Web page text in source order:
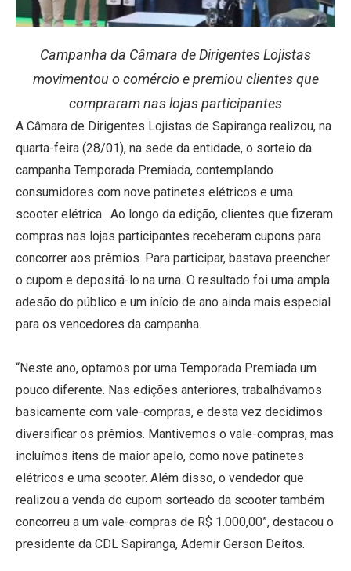
Campanha da Câmara de Dirigentes Lojistas
movimentou o comércio e premiou clientes que
compraram nas lojas participantes
A Câmara de Dirigentes Lojistas de Sapiranga realizou, na
quarta-feira (28/01), na sede da entidade, o sorteio da
campanha Temporada Premiada, contemplando
consumidores com nove patinetes elétricos e uma
scooter elétrica. Ao longo da edição, clientes que fizeram
compras nas lojas participantes receberam cupons para
concorrer aos prêmios. Para participar, bastava preencher
o cupom e depositá-lo na urna. O resultado foi uma ampla
adesão do público e um início de ano ainda mais especial
para os vencedores da campanha.
“Neste ano, optamos por uma Temporada Premiada um
pouco diferente. Nas edições anteriores, trabalhávamos
basicamente com vale-compras, e desta vez decidimos
diversificar os prêmios. Mantivemos o vale-compras, mas
incluímos itens de maior apelo, como nove patinetes
elétricos e uma scooter. Além disso, o vendedor que
realizou a venda do cupom sorteado da scooter também
concorreu a um vale-compras de R$ 1.000,00”, destacou o
presidente da CDL Sapiranga, Ademir Gerson Deitos.